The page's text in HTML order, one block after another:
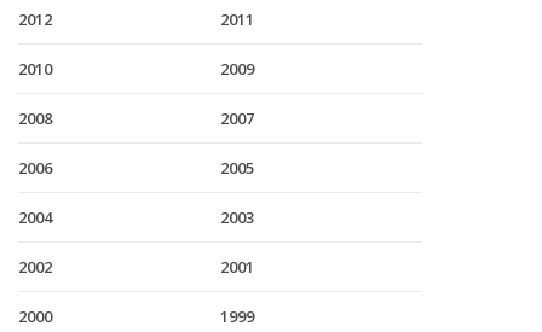
2012 2011
2010 2009
2008 2007
2006 2005
2004 2003
2002 2001
2000 1999